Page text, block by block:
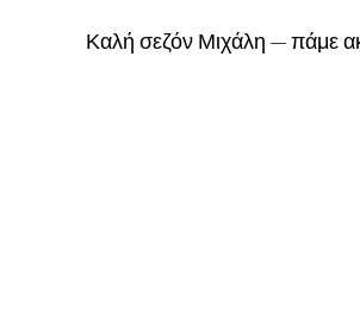
Καλή σεζόν Μιχάλη — πάμε